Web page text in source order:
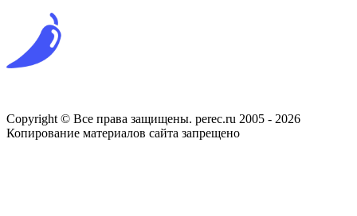
Copyright © Все права защищены. perec.ru 2005 - 2026
Копирование материалов сайта запрещено